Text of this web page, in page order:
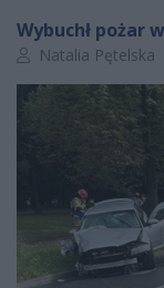
Wybuchł pożar
Autor artykułu:
Natalia Pętelska